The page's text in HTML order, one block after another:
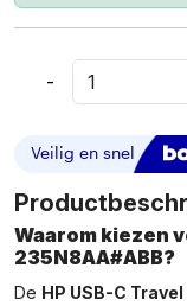
-
C
Travel
Hub
G2
Aantal
Waarom kiezen
235N8AA#ABB?
De HP USB-C Travel